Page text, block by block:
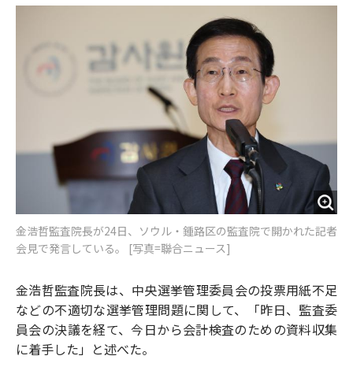
金浩哲監査院長が24日、ソウル・鍾路区の監査院で開かれた記者
会見で発言している。 [写真=聯合ニュース]
金浩哲監査院長は、中央選挙管理委員会の投票用紙不足
などの不適切な選挙管理問題に関して、「昨日、監査委
員会の決議を経て、今日から会計検査のための資料収集
に着手した」と述べた。